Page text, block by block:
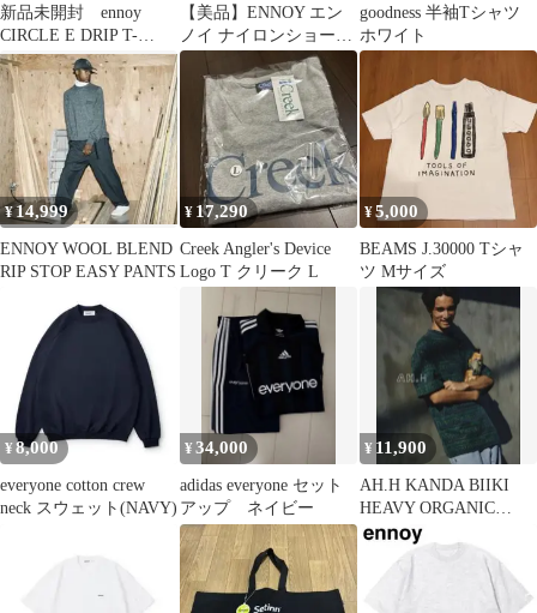
新品未開封 ennoy
CIRCLE E DRIP T-
SHIRT
【美品】ENNOY エン
ノイ ナイロンショーツ
ブラック L SS23 完売品
goodness 半袖Tシャツ
ホワイト
¥14,999
ENNOY WOOL BLEND
RIP STOP EASY PANTS
¥ 17,290
Creek Angler's Device
Logo T クリーク L
¥5,000
BEAMS J.30000 Tシャ
ツ Mサイズ
¥8,000
everyone cotton crew
neck スウェット(NAVY)
¥34,000
adidas everyone セット
アップ ネイビー
¥ 11,900
AH.H KANDA BIIKI
HEAVY ORGANIC
PRINTED T